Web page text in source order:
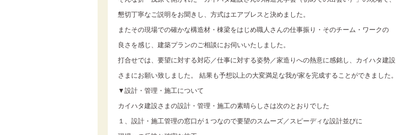
懇切丁寧なご説明をお聞きし、方式はエアブレスと決めました。
またその現場での確かな構造材・棟梁をはじめ職人さんの仕事振り・そのチーム・ワークの
良さを感じ、建築プランのご相談にお伺いいたしました。
打合せでは、要望に対する対応／仕事に対する姿勢／家造りへの熱意に感銘し、カイハタ建設
さまにお願い致しました。 結果も予想以上の大変満足な我が家を完成することができました。
▼設計・管理・施工について
カイハタ建設さまの設計・管理・施工の素晴らしさは次のとおりでした
１、設計・施工管理の窓口が１つなので要望のスムーズ／スピーディな設計並びに